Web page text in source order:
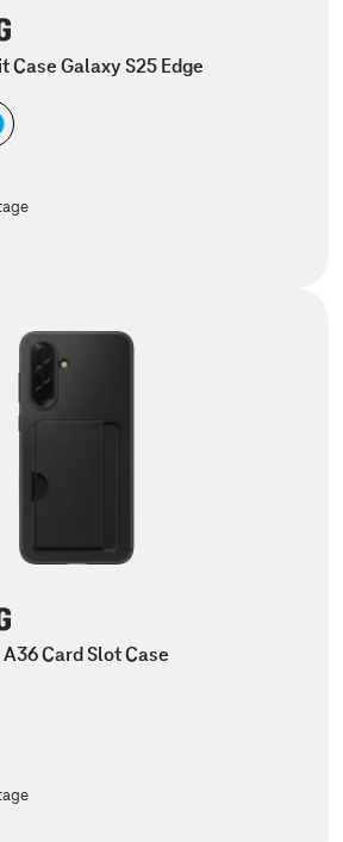
Case Galaxy S25 Edge
Card Slot Case